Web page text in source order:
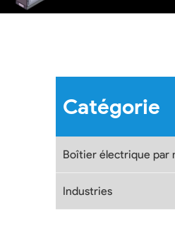
Catégorie
Boîtier électrique par
Industries